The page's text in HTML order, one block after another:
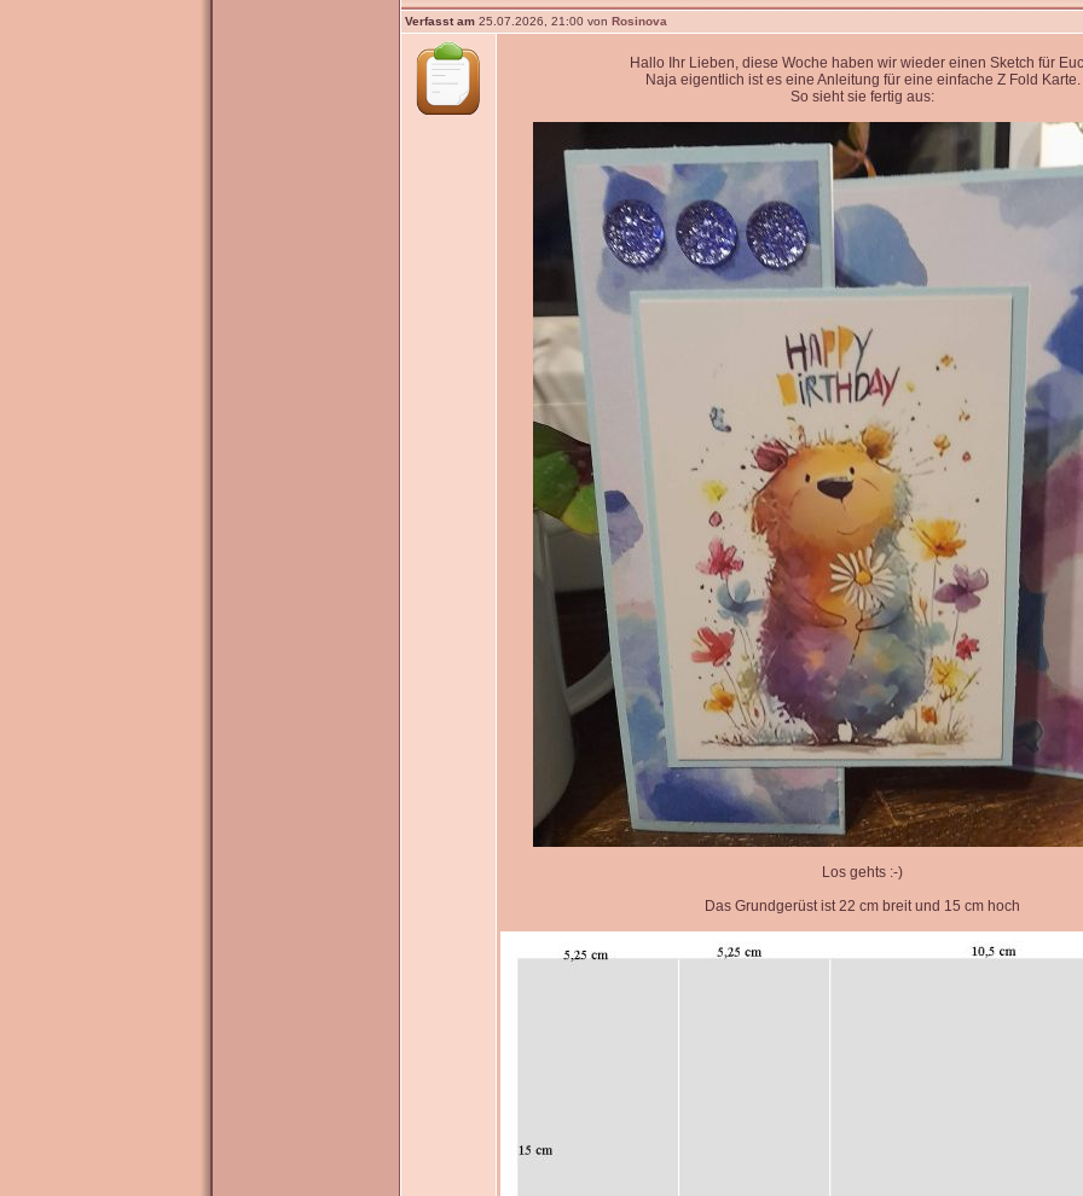
Verfasst am25.07.2026, 21:00 von Rosinova
Hallo Ihr Lieben, diese Woche haben wir wieder einen Sketch für
Naja eigentlich ist es eine Anleitung für eine einfache Z Fold Karte.
So sieht sie fertig aus:
Los gehts :-)
Das Grundgerüst ist 22 cm breit und 15 cm hoch